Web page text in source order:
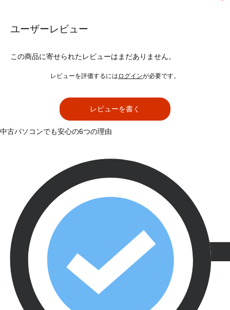
ユーザーレビュー
この商品に寄せられたレビューはまだありません。
レビューを評価するには ログインが必要です。
レビューを書く
中古パソコンでも安心の6つの理由